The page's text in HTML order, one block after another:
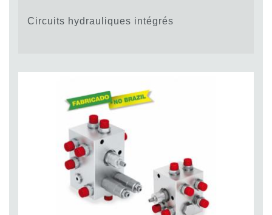
Circuits hydrauliques intégrés